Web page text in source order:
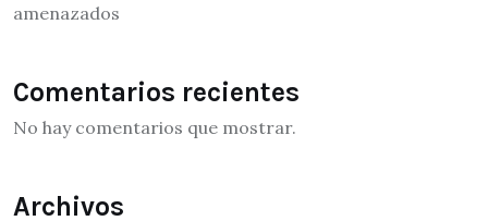
amenazados
Comentarios recientes
No hay comentarios que mostrar.
Archivos